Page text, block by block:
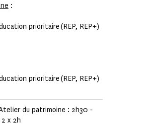
:
prioritaire (REP, REP+)
prioritaire (REP, REP+)
du patrimoine : 2h30 -
x 2h